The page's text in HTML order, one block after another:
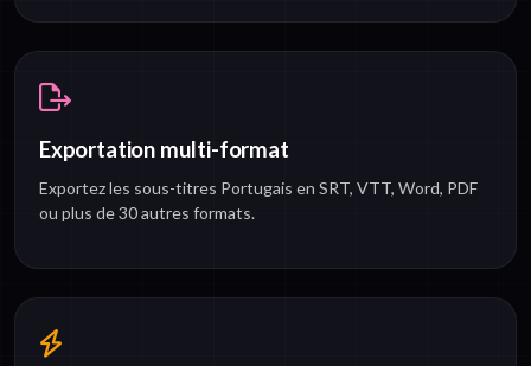
Exportation multi-format
Exportez les sous-titres Portugais en SRT, VTT, Word, PDF
ou plus de 30 autres formats.